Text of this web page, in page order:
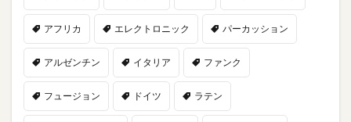
アフリカ エレクトロニック パーカッション
アルゼンチン イタリア ファンク
フュージョン ドイツ ラテン